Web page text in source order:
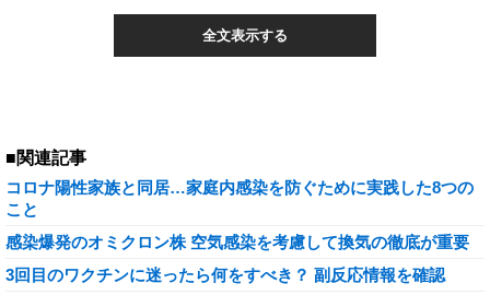
全文表示する
■関連記事
コロナ陽性家族と同居…家庭内感染を防ぐために実践した8つの
こと
感染爆発のオミクロン株 空気感染を考慮して換気の徹底が重要
3回目のワクチンに迷ったら何をすべき？ 副反応情報を確認